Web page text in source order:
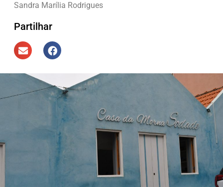
Sandra Marília Rodrigues
Partilhar